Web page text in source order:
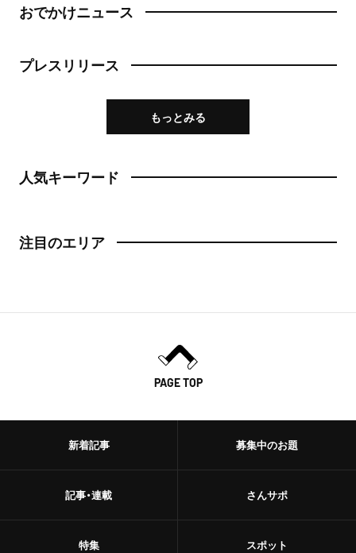
おでかけニュース
プレスリリース
もっとみる
人気キーワード
注目のエリア
PAGE TOP
新着記事
記事・連載
特集
募集中のお題
さんサポ
スポット